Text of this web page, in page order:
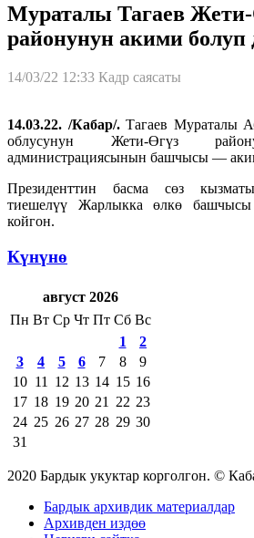
Мураталы Тагаев
районунун акими
14/03/22 12:33 Кадр саясаты
14.03.22. /Кабар/.Тагаев Мураталы
облусунун Жети-Өгүз
администрациясынын башчысы —
Президенттин басма сөз
тиешелүү Жарлыкка өлкө
койгон.
Күнүнө
август 2026
Пн Вт Ср Чт Пт Сб Вс
1
2
3
4 5 6 7 8
9
10 11 12 13 14 15 16
17 18 19 20 21 22 23
24 25 26 27 28 29 30
31
2020 Бардык укуктар корголгон. ©
Бардык архивдик материалдар
Архивден издөө